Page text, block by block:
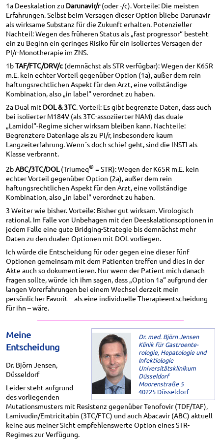
1a Deeskalation zu Darunavir/r(oder -/c). Vorteile: Die meisten
Erfahrungen. Selbst beim Versagen dieser Option bliebe Darunavir
als wirksame Substanz für die Zukunft erhalten. Potenzieller
Nachteil: Wegen des früheren Status als „fast progressor“ besteht
ein zu Beginn ein geringes Risiko für ein isoliertes Versagen der
PI/r-Monotherapie im ZNS.
1bTAF/FTC/DRV/c (demnächst als STR verfügbar): Wegen der K65R
m.E. kein echter Vorteil gegenüber Option (1a), außer dem rein
haftungsrechtlichen Aspekt für den Arzt, eine vollständige
Kombination, also „in label“ verordnet zu haben.
2a Dual mit DOL & 3TC. Vorteil: Es gibt begrenzte Daten, dass auch
bei isolierter M184V (als 3TC-assoziierter NAM) das duale
„Lamidol“-Regime sicher wirksam bleiben kann. Nachteile:
Begrenztere Datenlage als zu PI/r, insbesondere kaum
Langzeiterfahrung. Wenn´s doch schief geht, sind die INSTI als
Klasse verbrannt.
2bABC/3TC/DOL(Triumeq® = STR): Wegen der K65R m.E. kein
echter Vorteil gegenüber Option (2a), außer dem rein
haftungsrechtlichen Aspekt für den Arzt, eine vollständige
Kombination, also „in label“ verordnet zu haben.
3 Weiter wie bisher. Vorteile: Bisher gut wirksam. Virologisch
rational. Im Falle von Unbehagen mit den Deeskalationsoptionen in
jedem Falle eine gute Bridging-Strategie bis demnächst mehr
Daten zu den dualen Optionen mit DOL vorliegen.
Ich würde die Entscheidung für oder gegen eine dieser fünf
Optionen gemeinsam mit dem Patienten treffen und dies in der
Akte auch so dokumentieren. Nur wenn der Patient mich danach
fragen sollte, würde ich ihm sagen, dass „Option 1a“ aufgrund der
langen Vorerfahrungen bei einem Wechsel derzeit mein
persönlicher Favorit – als eine individuelle Therapieentscheidung
für ihn – wäre.
Dr. med. Björn Jensen
Klinik für Gastroente-
rologie, Hepatologie und
Infektiologie
Universitätsklinikum
Düsseldorf
Moorenstraße 5
40225 Düsseldorf
Meine
Entscheidung
Dr. Björn Jensen,
Düsseldorf
Leider steht aufgrund
des vorliegenden
Mutationsmusters mit Resistenz gegenüber Tenofovir (TDF/TAF),
Lamivudin/Emtricitabin (3TC/FTC) und auch Abacavir (ABC) aktuell
keine aus meiner Sicht empfehlenswerte Option eines STR-
Regimes zur Verfügung.